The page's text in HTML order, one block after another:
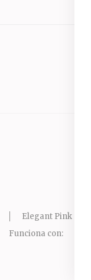
Elegant Pink
Funciona con: